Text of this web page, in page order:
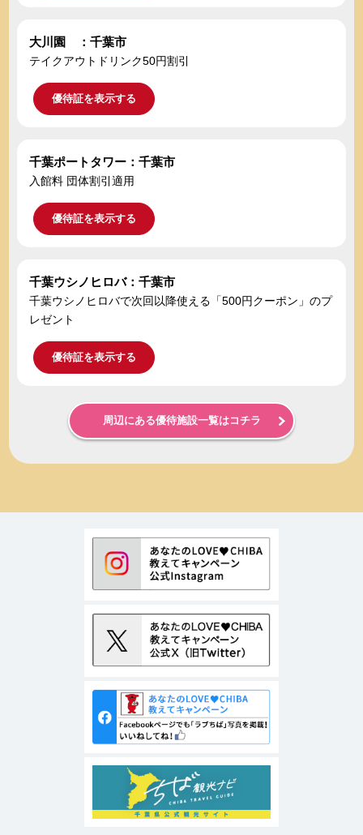
大川園 ：千葉市
テイクアウトドリンク50円割引
優待証を表示する
千葉ポートタワー：千葉市
入館料 団体割引適用
優待証を表示する
千葉ウシノヒロバ：千葉市
千葉ウシノヒロバで次回以降使える「500円クーポン」のプ
レゼント
優待証を表示する
周辺にある優待施設一覧はコチラ